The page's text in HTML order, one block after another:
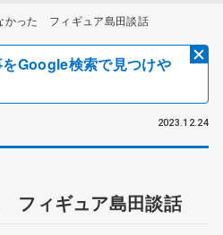
かった フィギュア島田談話
Google検索で見つけや
2023.12.24
フィギュア島田談話